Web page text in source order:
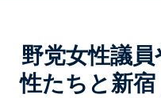
野党女性議
性たちと新